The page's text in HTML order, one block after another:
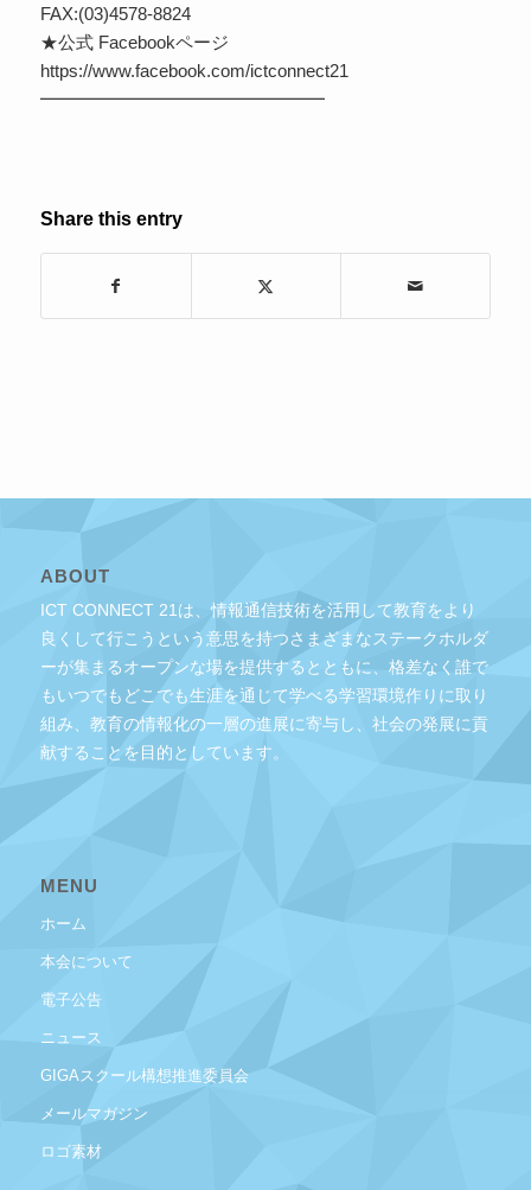
FAX:(03)4578-8824
★公式 Facebookページ
https://www.facebook.com/ictconnect21
━━━━━━━━━━━━━━━━
Share this entry
ABOUT
ICT CONNECT 21は、情報通信技術を活用して教育をより
良くして行こうという意思を持つさまざまなステークホルダ
ーが集まるオープンな場を提供するとともに、格差なく誰で
もいつでもどこでも生涯を通じて学べる学習環境作りに取り
組み、教育の情報化の一層の進展に寄与し、社会の発展に貢
献することを目的としています。
MENU
ホーム
本会について
電子公告
ニュース
GIGAスクール構想推進委員会
メールマガジン
ロゴ素材